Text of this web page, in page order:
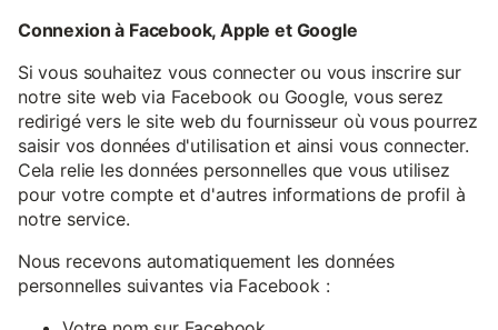
Connexion à Facebook, Apple et Google
Si vous souhaitez vous connecter ou vous inscrire sur
notre site web via Facebook ou Google, vous serez
redirigé vers le site web du fournisseur où vous pourrez
saisir vos données d'utilisation et ainsi vous connecter.
Cela relie les données personnelles que vous utilisez
pour votre compte et d'autres informations de profil à
notre service.
Nous recevons automatiquement les données
personnelles suivantes via Facebook :